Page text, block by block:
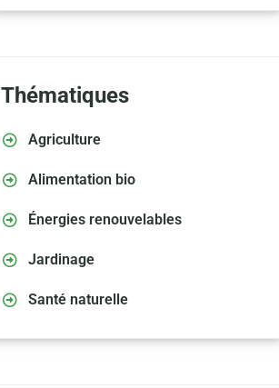
Thématiques
Agriculture
Alimentation bio
Énergies renouvelables
Jardinage
Santé naturelle